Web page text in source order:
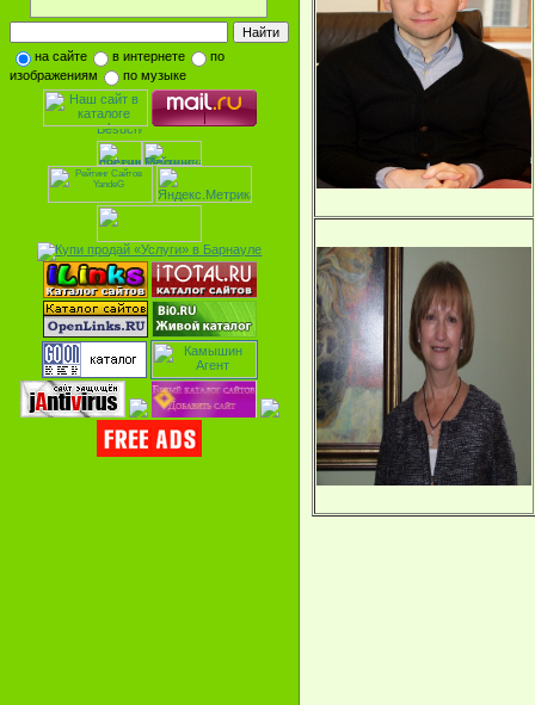
на сайте в интернете
по
изображениям
по музыке